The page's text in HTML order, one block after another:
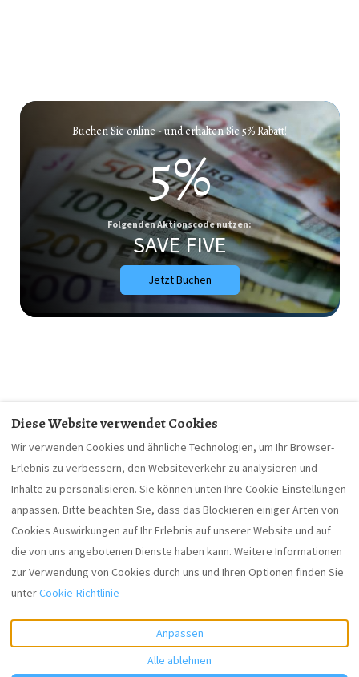
Buchen Sie online - und erhalten Sie 5% Rabatt!
5%
Folgenden Aktionscode nutzen:
SAVE FIVE
Jetzt Buchen
Deutsch EUR
Wartschensiedlung 2, Lienz,
Tyrol, Österreich 9905.
©2026
Alle Rechte vorbehalten-
Powered by
Diese Website verwendet Cookies
Wir verwenden Cookies und ähnliche Technologien, um Ihr Browser-
Erlebnis zu verbessern, den Websiteverkehr zu analysieren und
Inhalte zu personalisieren. Sie können unten Ihre Cookie-Einstellungen
anpassen. Bitte beachten Sie, dass das Blockieren einiger Arten von
Cookies Auswirkungen auf Ihr Erlebnis auf unserer Website und auf
die von uns angebotenen Dienste haben kann. Weitere Informationen
zur Verwendung von Cookies durch uns und Ihren Optionen finden Sie
unterCookie-Richtlinie
Anpassen
Alle ablehnen